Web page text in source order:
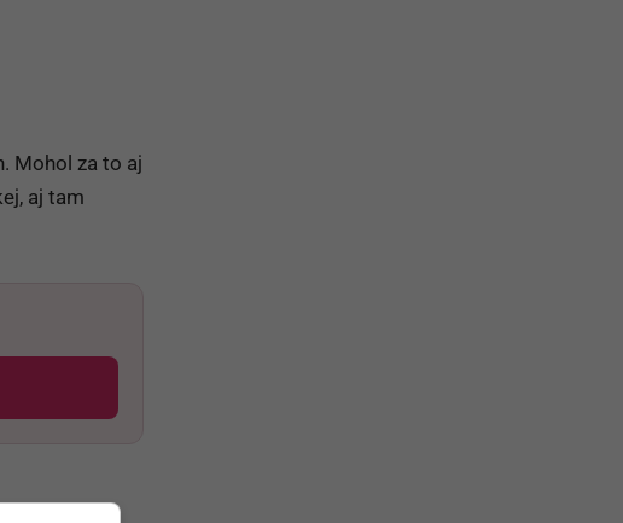
Mohol za to aj
aj tam